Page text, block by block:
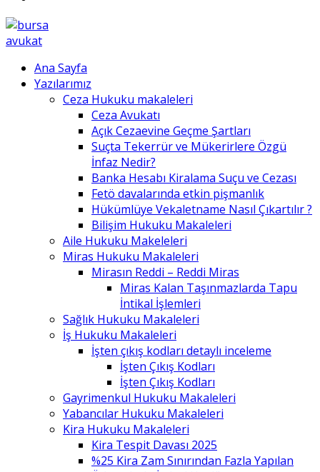
Ana Sayfa
Yazılarımız
Ceza Hukuku makaleleri
Ceza Avukatı
Açık Cezaevine Geçme Şartları
Suçta Tekerrür ve Mükerirlere Özgü
İnfaz Nedir?
Banka Hesabı Kiralama Suçu ve Cezası
Fetö davalarında etkin pişmanlık
Hükümlüye Vekaletname Nasıl Çıkartılır ?
Bilişim Hukuku Makaleleri
Aile Hukuku Makeleleri
Miras Hukuku Makaleleri
Mirasın Reddi – Reddi Miras
Miras Kalan Taşınmazlarda Tapu
İntikal İşlemleri
Sağlık Hukuku Makaleleri
İş Hukuku Makaleleri
İşten çıkış kodları detaylı inceleme
İşten Çıkış Kodları
İşten Çıkış Kodları
Gayrimenkul Hukuku Makaleleri
Yabancılar Hukuku Makaleleri
Kira Hukuku Makaleleri
Kira Tespit Davası 2025
%25 Kira Zam Sınırından Fazla Yapılan